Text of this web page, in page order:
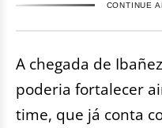
CONTINUE
A chegada de
poderia fortalecer
time, que já conta